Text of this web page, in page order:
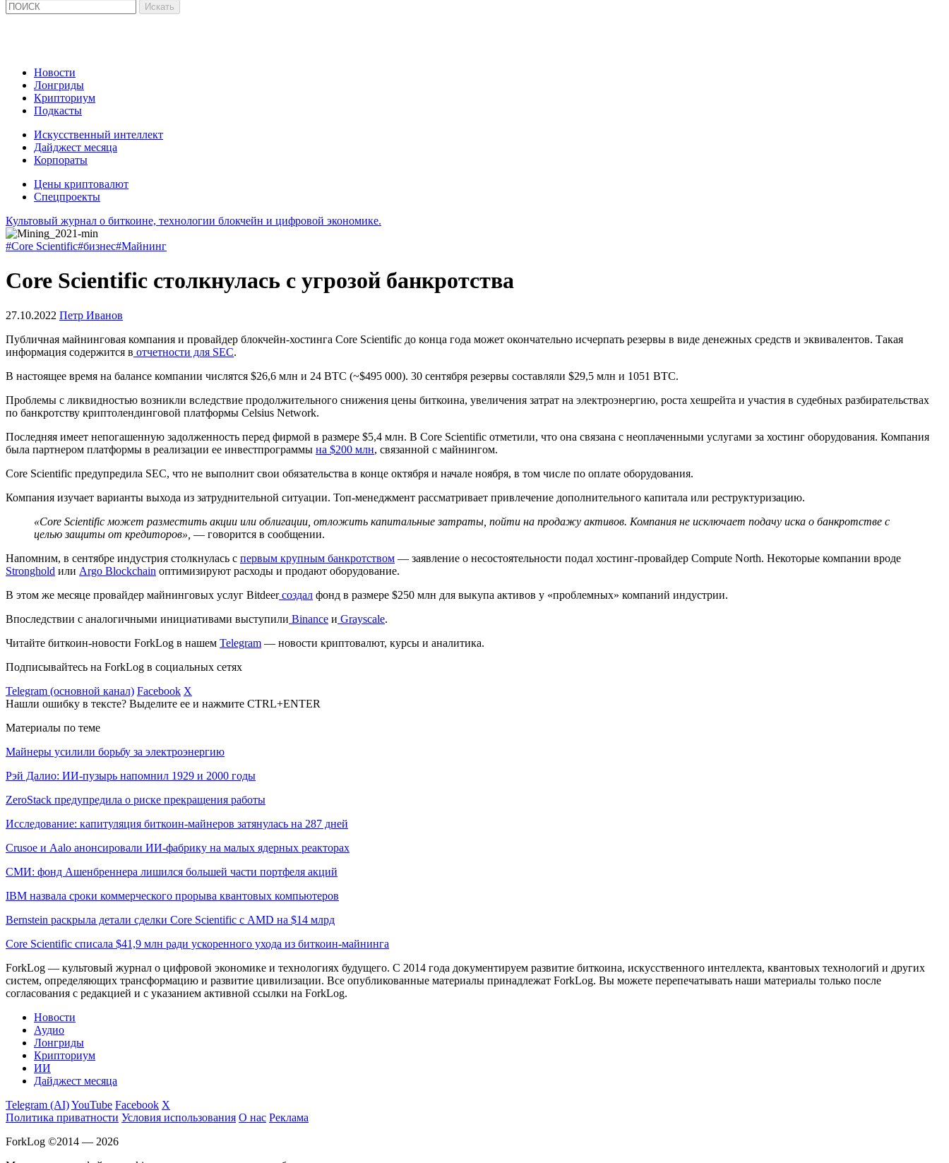
Новости
Лонгриды
Крипториум
Подкасты
Искусственный интеллект
Дайджест месяца
Корпораты
Цены криптовалют
Спецпроекты
Культовый журнал о биткоине, технологии блокчейн и цифровой экономике.
#Core Scientific#бизнес#Майнинг
Core Scientific столкнулась с угрозой банкротства
27.10.2022 Петр Иванов
Публичная майнинговая компания и провайдер блокчейн-хостинга Core Scientific до конца года может окончательно исчерпать резервы в виде денежных средств и эквивалентов. Такая
информация содержится в отчетности для SEC.
В настоящее время на балансе компании числятся $26,6 млн и 24 BTC (~$495 000). 30 сентября резервы составляли $29,5 млн и 1051 BTC.
Проблемы с ликвидностью возникли вследствие продолжительного снижения цены биткоина, увеличения затрат на электроэнергию, роста хешрейта и участия в судебных разбирательствах
по банкротству криптолендинговой платформы Celsius Network.
Последняя имеет непогашенную задолженность перед фирмой в размере $5,4 млн. В Core Scientific отметили, что она связана с неоплаченными услугами за хостинг оборудования. Компания
была партнером платформы в реализации ее инвестпрограммы на $200 млн, связанной с майнингом.
Core Scientific предупредила SEC, что не выполнит свои обязательства в конце октября и начале ноября, в том числе по оплате оборудования.
Компания изучает варианты выхода из затруднительной ситуации. Топ-менеджмент рассматривает привлечение дополнительного капитала или реструктуризацию.
«Core Scientific может разместить акции или облигации, отложить капитальные затраты, пойти на продажу активов. Компания не исключает подачу иска о банкротстве с
целью защиты от кредиторов», — говорится в сообщении.
Напомним, в сентябре индустрия столкнулась с первым крупным банкротством — заявление о несостоятельности подал хостинг-провайдер Compute North. Некоторые компании вроде
Stronghold или Argo Blockchain оптимизируют расходы и продают оборудование.
В этом же месяце провайдер майнинговых услуг Bitdeerсоздал фонд в размере $250 млн для выкупа активов у «проблемных» компаний индустрии.
Впоследствии с аналогичными инициативами выступили Binance и Grayscale.
Читайте биткоин-новости ForkLog в нашем Telegram — новости криптовалют, курсы и аналитика.
Подписывайтесь на ForkLog в социальных сетях
Telegram (основной канал) Facebook X
Нашли ошибку в тексте? Выделите ее и нажмите CTRL+ENTER
Материалы по теме
Майнеры усилили борьбу за электроэнергию
Рэй Далио: ИИ-пузырь напомнил 1929 и 2000 годы
ZeroStack предупредила о риске прекращения работы
Исследование: капитуляция биткоин-майнеров затянулась на 287 дней
Crusoe и Aalo анонсировали ИИ-фабрику на малых ядерных реакторах
СМИ: фонд Ашенбреннера лишился большей части портфеля акций
IBM назвала сроки коммерческого прорыва квантовых компьютеров
Bernstein раскрыла детали сделки Core Scientific с AMD на $14 млрд
Core Scientific списала $41,9 млн ради ускоренного ухода из биткоин-майнинга
ForkLog — культовый журнал о цифровой экономике и технологиях будущего. С 2014 года документируем развитие биткоина, искусственного интеллекта, квантовых технологий и других
систем, определяющих трансформацию и развитие цивилизации. Все опубликованные материалы принадлежат ForkLog. Вы можете перепечатывать наши материалы только после
согласования с редакцией и с указанием активной ссылки на ForkLog.
Новости
Аудио
Лонгриды
Крипториум
ИИ
Дайджест месяца
Telegram (AI)YouTube Facebook X
Политика приватности Условия использования О нас Реклама
ForkLog ©2014 — 2026